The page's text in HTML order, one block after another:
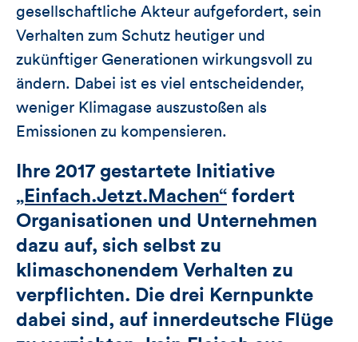
gesellschaftliche Akteur aufgefordert, sein
Verhalten zum Schutz heutiger und
zukünftiger Generationen wirkungsvoll zu
ändern. Dabei ist es viel entscheidender,
weniger Klimagase auszustoßen als
Emissionen zu kompensieren.
Ihre 2017 gestartete Initiative
„Einfach.Jetzt.Machen“ fordert
Organisationen und Unternehmen
dazu auf, sich selbst zu
klimaschonendem Verhalten zu
verpflichten. Die drei Kernpunkte
dabei sind, auf innerdeutsche Flüge